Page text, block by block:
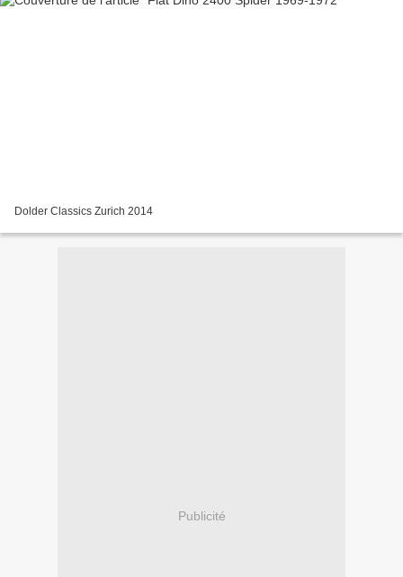
Dolder Classics Zurich 2014
Publicité